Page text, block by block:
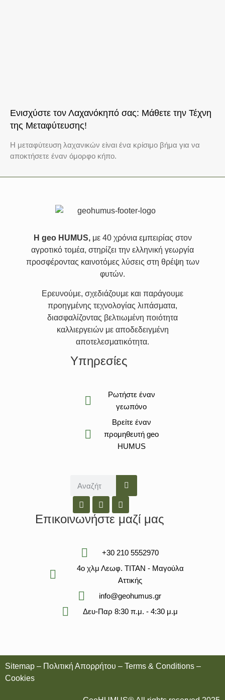
Ενισχύστε τον Λαχανόκηπό σας: Μάθετε την Τέχνη
της Μεταφύτευσης!
Η μεταφύτευση λαχανικών είναι ένα κρίσιμο βήμα για να
αποκτήσετε έναν όμορφο κήπο.
Η geo HUMUS,με 40 χρόνια εμπειρίας στον
αγροτικό τομέα, στηρίζει την ελληνική γεωργία
προσφέροντας καινοτόμες λύσεις στη θρέψη των
φυτών.
Ερευνούμε, σχεδιάζουμε και παράγουμε
προηγμένης τεχνολογίας λιπάσματα,
διασφαλίζοντας βελτιωμένη ποιότητα
καλλιεργειών με αποδεδειγμένη
αποτελεσματικότητα.
Υπηρεσίες
Ρωτήστε έναν
γεωπόνο
Βρείτε έναν
προμηθευτή geo
HUMUS
Επικοινωνήστε μαζί μας
+30 210 5552970
4ο χλμ Λεωφ. ΤΙΤΑΝ - Μαγούλα
Αττικής
info@geohumus.gr
Δευ-Παρ 8:30 π.μ. - 4:30 μ.μ
Sitemap – Πολιτική Απορρήτου – Terms & Conditions –
Cookies